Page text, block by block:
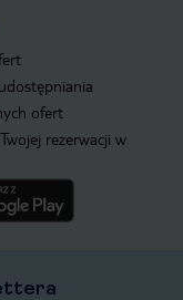
ofert
rezerwacji w